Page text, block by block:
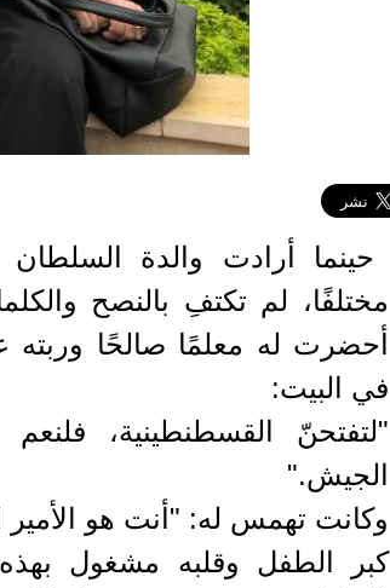
حينما أرادت والدة
مختلفًا، لم تكتفِ بالنصح
أحضرت له معلمًا صالحًا
في البيت:
"لتفتحنّ القسطنطينية،
الجيش."
وكانت تهمس له: "أنت هو الأمير
كبر الطفل وقلبه مشغول